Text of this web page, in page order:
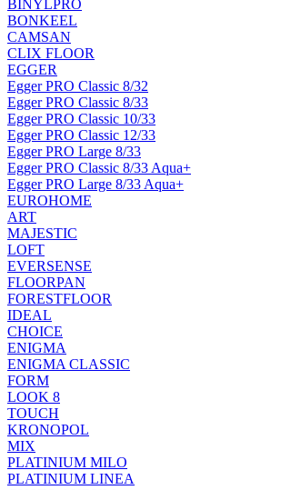
BINYLPRO
BONKEEL
CAMSAN
CLIX FLOOR
EGGER
Egger PRO Classic 8/32
Egger PRO Classic 8/33
Egger PRO Classic 10/33
Egger PRO Classic 12/33
Egger PRO Large 8/33
Egger PRO Classic 8/33 Aqua+
Egger PRO Large 8/33 Aqua+
EUROHOME
ART
MAJESTIC
LOFT
EVERSENSE
FLOORPAN
FORESTFLOOR
IDEAL
CHOICE
ENIGMA
ENIGMA CLASSIC
FORM
LOOK 8
TOUCH
KRONOPOL
MIX
PLATINIUM MILO
PLATINIUM LINEA